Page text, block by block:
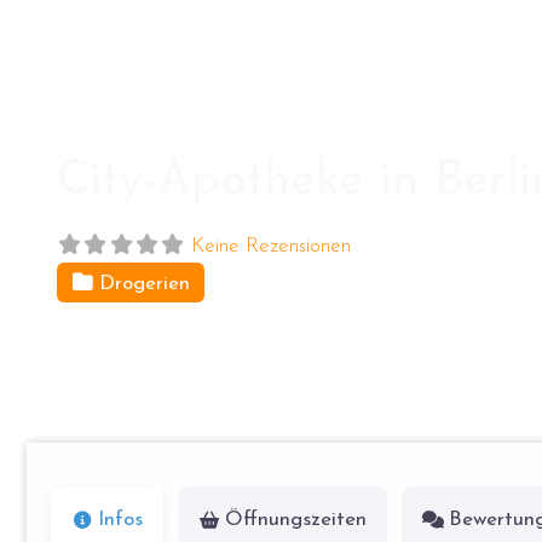
Keine Rezensionen
Drogerien
Infos Öffnungszeiten